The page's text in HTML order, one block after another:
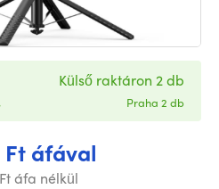
Ft áfával
áfa nélkül
Külső raktáron 2 db
Praha 2 db